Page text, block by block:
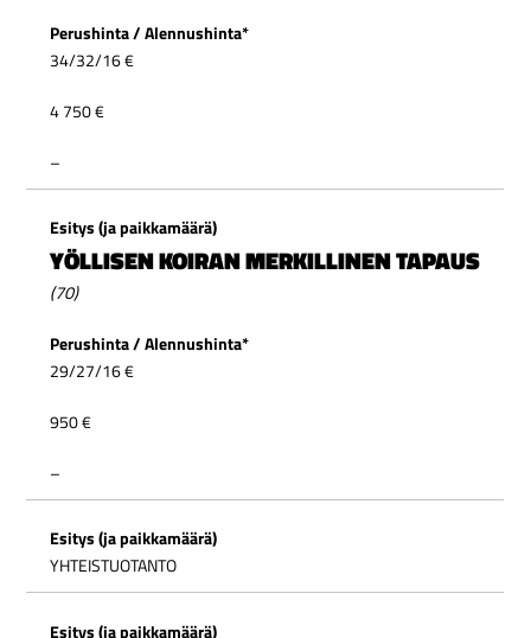
34/32/16 €
4 750 €
–
YÖLLISEN KOIRAN MERKILLINEN TAPAUS
(70)
29/27/16€
950 €
–
YHTEISTUOTANTO